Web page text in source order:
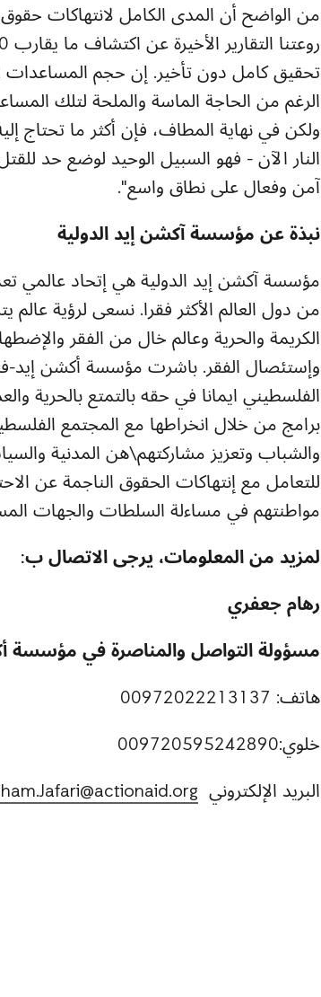
من الواضح أن المدى الكامل لانتهاكات
تحقيق كامل دون تأخير. إن حجم المساعدات
الرغم من الحاجة الماسة والملحة لتلك
ولكن في نهاية المطاف، فإن أكثر ما تحتاج
النار الآن - فهو السبيل الوحيد لوضع حد
آمن وفعال على نطاق واسع".
نبذة عن مؤسسة آكشن إيد الدولية
من دول العالم الأكثر فقرا. نسعى لرؤية
الكريمة والحرية وعالم خال من الفقر
الفلسطيني ايمانا في حقه بالتمتع بالحرية
برامج من خلال انخراطها مع المجتمع
والشباب وتعزيز مشاركتهم\هن المدنية
للتعامل مع إنتهاكات الحقوق الناجمة عن
مواطنتهم في مساءلة السلطات والجهات
لمزيد من المعلومات، يرجى الاتصال ب:
رهام جعفري
مسؤولة التواصل والمناصرة في
هاتف: 00972022213137
خلوي:009720595242890
البريد الإلكتروني